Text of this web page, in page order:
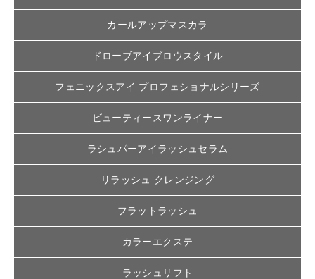
カールアップマスカラ
ドローブアイブロウスタイル
フェニックスアイ プロフェショナルシリーズ
ビューティースワンライナー
ラシュパーアイラッシュセラム
リラッシュ クレンジング
フラットラッシュ
カラーエクステ
ラッシュリフト